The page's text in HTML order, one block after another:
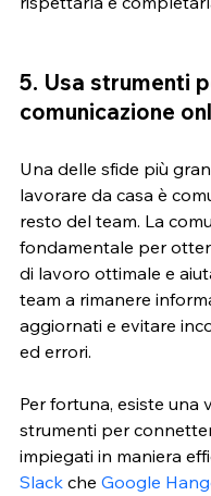
5. Usa strumenti
comunicazione
Una delle sfide più
lavorare da casa è
resto del team. La
fondamentale per
di lavoro ottimale e
team a rimanere
aggiornati e evitare
ed errori.
Per fortuna, esiste una
strumenti per
impiegati in maniera
Slack che Google